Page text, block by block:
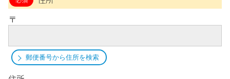
〒
郵便番号から住所を検索